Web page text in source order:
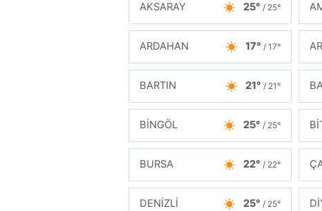
AKSARAY 25° / 25°
ARDAHAN 17° / 17°
BARTIN 21° / 21°
BİNGÖL 25° / 25°
BURSA 22° / 22°
DENİZLİ 25° / 25°